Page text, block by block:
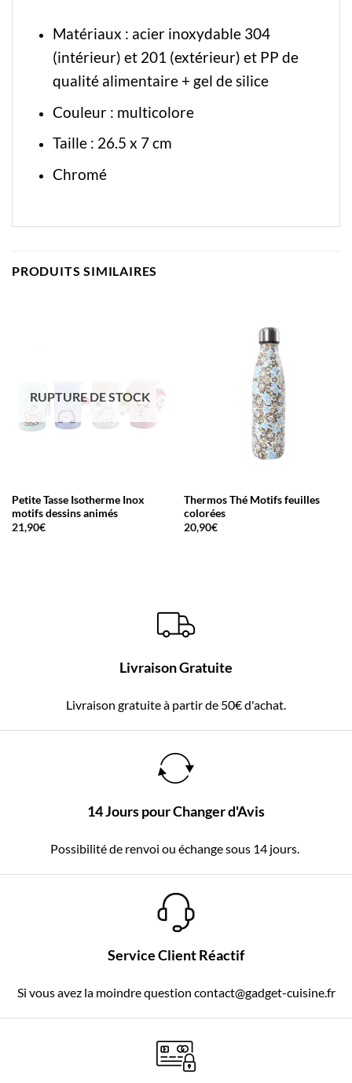
Matériaux : acier inoxydable 304
(intérieur) et 201 (extérieur) et PP de
qualité alimentaire + gel de silice
Couleur : multicolore
Taille : 26.5 x 7 cm
Chromé
PRODUITS SIMILAIRES
RUPTURE DE STOCK
Petite Tasse Isotherme Inox
motifs dessins animés
21,90€
Thermos Thé Motifs feuilles
colorées
20,90€
Livraison Gratuite
Livraison gratuite à partir de 50€ d'achat.
14 Jours pour Changer d'Avis
Possibilité de renvoi ou échange sous 14 jours.
Service Client Réactif
Si vous avez la moindre question contact@gadget-cuisine.fr